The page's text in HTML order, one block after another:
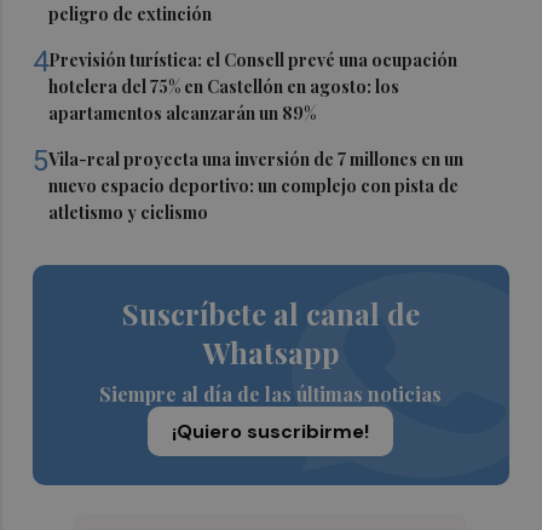
peligro de extinción
4Previsión turística: el Consell prevé una ocupación
hotelera del 75% en Castellón en agosto: los
apartamentos alcanzarán un 89%
5Vila-real proyecta una inversión de 7 millones en un
nuevo espacio deportivo: un complejo con pista de
atletismo y ciclismo
Suscríbete al canal de
Whatsapp
Siempre al día de las últimas noticias
¡Quiero suscribirme!